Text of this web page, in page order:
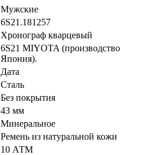
Мужские
6S21.181257
Хронограф кварцевый
6S21 MIYOTA (производство
Япония).
Дата
Сталь
Без покрытия
43 мм
Минеральное
Ремень из натуральной кожи
10 АТМ